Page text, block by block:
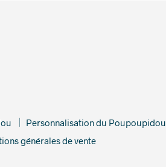
Personnalisation du Poupoupidou
générales de vente